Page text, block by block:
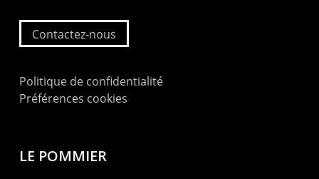
Contactez-nous
Politique de confidentialité
Préférences cookies
LE POMMIER